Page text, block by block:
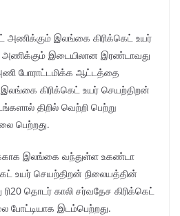
அணிக்கும் இலங்கை கிரிக்கெட் உயர்
இடையிலான இரண்டாவது
போராட்டமிக்க ஆட்டத்தை
இலங்கை கிரிக்கெட் உயர் செயற்திறன்
திறில் வெற்றி பெற்று
பெற்றது.
இலங்கை வந்துள்ள உகண்டா
உயர் செயற்திறன் நிலையத்தின்
தொடர் காலி சர்வதேச கிரிக்கெட்
இடம்பெற்றது.